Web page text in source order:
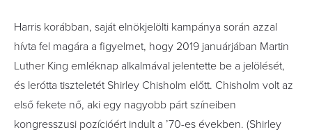
Harris korábban, saját elnökjelölti kampánya során azzal
hívta fel magára a figyelmet, hogy 2019 januárjában Martin
Luther King emléknap alkalmával jelentette be a jelölését,
és lerótta tiszteletét Shirley Chisholm előtt. Chisholm volt az
első fekete nő, aki egy nagyobb párt színeiben
kongresszusi pozícióért indult a ’70-es években. (Shirley